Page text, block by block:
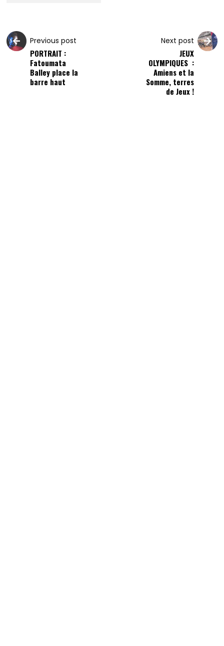
Previous post
PORTRAIT :
Fatoumata
Balley place la
barre haut
Next post
JEUX
OLYMPIQUES :
Amiens et la
Somme, terres
de Jeux !